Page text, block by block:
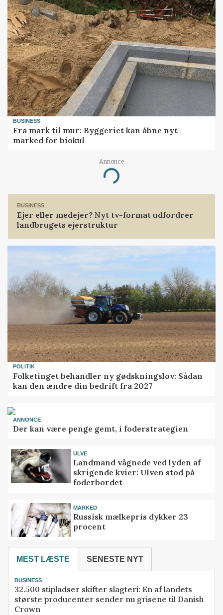
BUSINESS
Fra mark til mur: Byggeriet kan åbne nyt
marked for biokul
Annonce
Loading...
BUSINESS
Ejer eller medejer? Nyt tv-format udfordrer
landbrugets ejerstruktur
POLITIK
Folketinget behandler ny gødskningslov: Sådan
kan den ændre din bedrift fra 2027
ANNONCE
Der kan være penge gemt, i foderstrategien
ULVE
Landmand vågnede ved lyden af
skrigende kvier: Ulven stod på
foderbordet
MARKED
Russisk mælkepris dykker 23
procent
MEST LÆSTE SENESTE NYT
BUSINESS
32.500 stipladser skifter slagteri: En af landets
største producenter sender nu grisene til Danish
Crown